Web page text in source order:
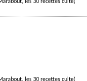
les 30 recettes culte)
les 30 recettes culte)